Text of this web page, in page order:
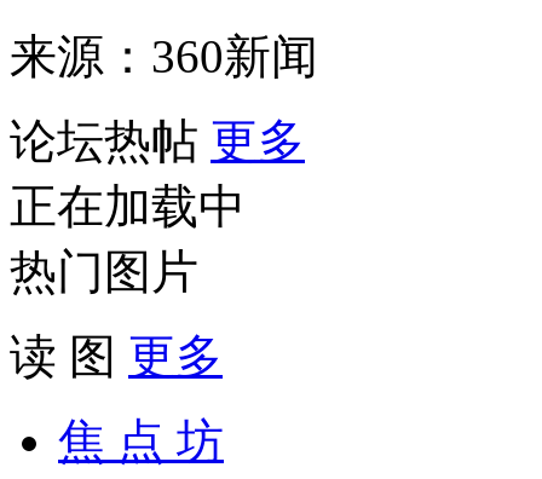
来源：360新闻
论坛热帖 更多
正在加载中
热门图片
读 图 更多
焦 点 坊